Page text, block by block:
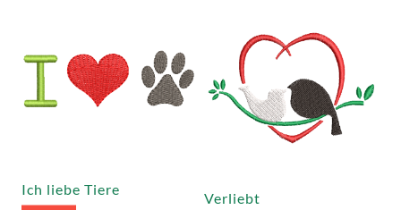
Ich liebe Tiere Verliebt